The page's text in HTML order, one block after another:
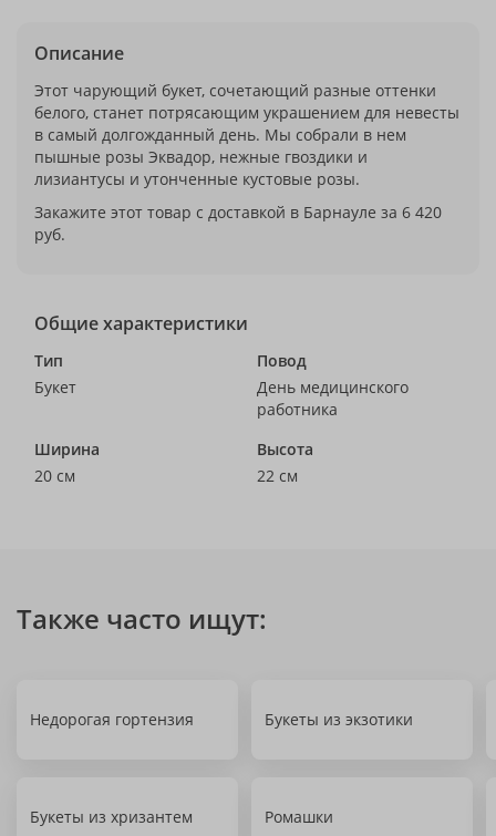
Описание
Этот чарующий букет, сочетающий разные оттенки
белого, станет потрясающим украшением для невесты
в самый долгожданный день. Мы собрали в нем
пышные розы Эквадор, нежные гвоздики и
лизиантусы и утонченные кустовые розы.
Закажите этот товар с доставкой в Барнауле за 6 420
руб.
Общие характеристики
Тип
Букет
Повод
День медицинского
работника
Ширина
20 см
Высота
22 см
Также часто ищут:
Недорогая гортензия Букеты из экзотики
Букеты из хризантем Ромашки